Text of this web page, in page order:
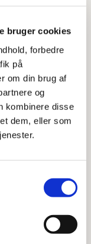
bruger cookies
forbedre
på
om din brug af
og
kombinere disse
dem, eller som
en
for
i din